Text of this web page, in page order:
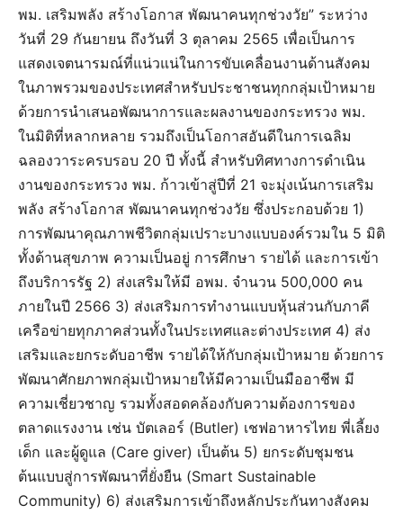
พม. เสริมพลัง สร้างโอกาส พัฒนาคนทุกช่วงวัย” ระหว่าง
วันที่ 29 กันยายน ถึงวันที่ 3 ตุลาคม 2565 เพื่อเป็นการ
แสดงเจตนารมณ์ที่แน่วแน่ในการขับเคลื่อนงานด้านสังคม
ในภาพรวมของประเทศสำหรับประชาชนทุกกลุ่มเป้าหมาย
ด้วยการนำเสนอพัฒนาการและผลงานของกระทรวง พม.
ในมิติที่หลากหลาย รวมถึงเป็นโอกาสอันดีในการเฉลิม
ฉลองวาระครบรอบ 20 ปี ทั้งนี้ สำหรับทิศทางการดำเนิน
งานของกระทรวง พม. ก้าวเข้าสู่ปีที่ 21 จะมุ่งเน้นการเสริม
พลัง สร้างโอกาส พัฒนาคนทุกช่วงวัย ซึ่งประกอบด้วย 1)
การพัฒนาคุณภาพชีวิตกลุ่มเปราะบางแบบองค์รวมใน 5 มิติ
ทั้งด้านสุขภาพ ความเป็นอยู่ การศึกษา รายได้ และการเข้า
ถึงบริการรัฐ 2) ส่งเสริมให้มี อพม. จำนวน 500,000 คน
ภายในปี 2566 3) ส่งเสริมการทำงานแบบหุ้นส่วนกับภาคี
เครือข่ายทุกภาคส่วนทั้งในประเทศและต่างประเทศ 4) ส่ง
เสริมและยกระดับอาชีพ รายได้ให้กับกลุ่มเป้าหมาย ด้วยการ
พัฒนาศักยภาพกลุ่มเป้าหมายให้มีความเป็นมืออาชีพ มี
ความเชี่ยวชาญ รวมทั้งสอดคล้องกับความต้องการของ
ตลาดแรงงาน เช่น บัตเลอร์ (Butler) เชฟอาหารไทย พี่เลี้ยง
เด็ก และผู้ดูแล (Care giver) เป็นต้น 5) ยกระดับชุมชน
ต้นแบบสู่การพัฒนาที่ยั่งยืน (Smart Sustainable
Community) 6) ส่งเสริมการเข้าถึงหลักประกันทางสังคม